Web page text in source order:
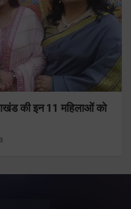
की इन 11 महिलाओं को